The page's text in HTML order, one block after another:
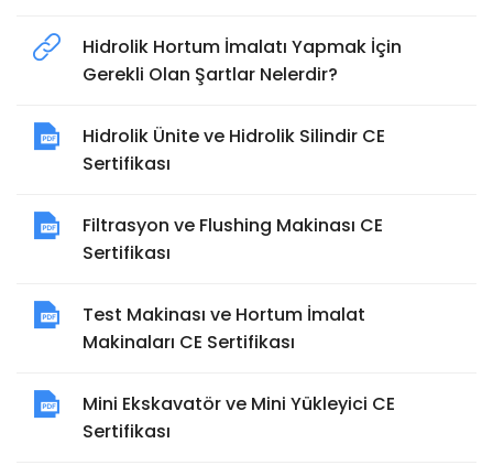
Hidrolik Hortum İmalatı Yapmak İçin
Gerekli Olan Şartlar Nelerdir?
Hidrolik Ünite ve Hidrolik Silindir CE
Sertifikası
Filtrasyon ve Flushing Makinası CE
Sertifikası
Test Makinası ve Hortum İmalat
Makinaları CE Sertifikası
Mini Ekskavatör ve Mini Yükleyici CE
Sertifikası